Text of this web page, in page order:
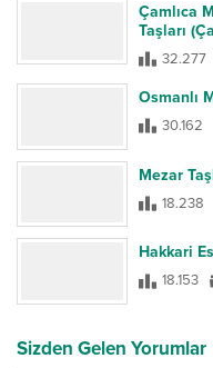
Çamlıca
Taşları
32.277
Osmanlı
30.162
Mezar
18.238
Hakkari
18.153
Sizden Gelen Yorumlar